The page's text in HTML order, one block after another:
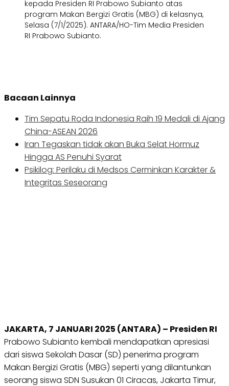
kepada Presiden RI Prabowo Subianto atas
program Makan Bergizi Gratis (MBG) di kelasnya,
Selasa (7/1/2025). ANTARA/HO-Tim Media Presiden
RI Prabowo Subianto.
Bacaan Lainnya
Tim Sepatu Roda Indonesia Raih 19 Medali di Ajang
China-ASEAN 2026
Iran Tegaskan tidak akan Buka Selat Hormuz
Hingga AS Penuhi Syarat
Psikilog: Perilaku di Medsos Cerminkan Karakter &
Integritas Seseorang
JAKARTA, 7 JANUARI 2025 (ANTARA) – Presiden RI
Prabowo Subianto kembali mendapatkan apresiasi
dari siswa Sekolah Dasar (SD) penerima program
Makan Bergizi Gratis (MBG) seperti yang dilantunkan
seorang siswa SDN Susukan 01 Ciracas, Jakarta Timur,